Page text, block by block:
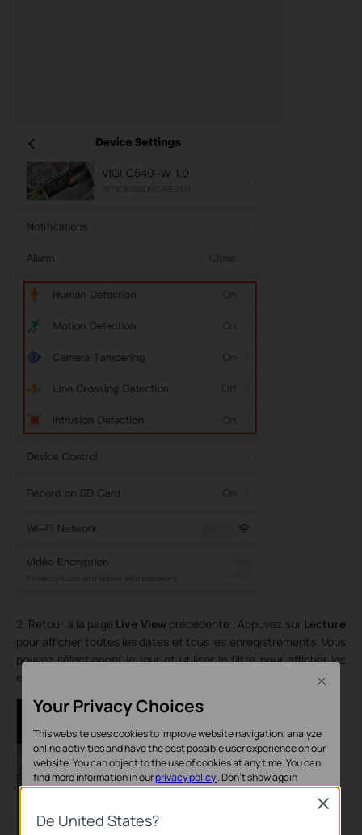
2. Retour à la page Live Viewprécédente . Appuyez sur Lecture
pour afficher toutes les dates et tous les enregistrements. Vous
pouvez sélectionner le jour et utiliser le filtre pour afficher les
enregistrements souhaités.
De United States?
Close
Your Privacy Choices
This website uses cookies to improve website navigation, analyze
online activities and have the best possible user experience on our
website. You can object to the use of cookies at any time. You can
find more information in ourprivacy policy. Don’t show again
Cookies basiques
Close